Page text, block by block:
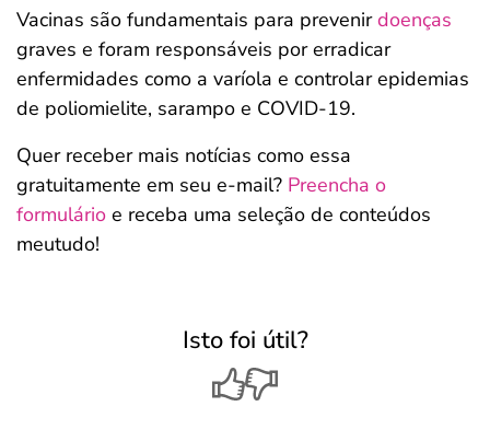
Vacinas são fundamentais para prevenirdoenças
graves e foram responsáveis por erradicar
enfermidades como a varíola e controlar epidemias
de poliomielite, sarampo e COVID-19.
Quer receber mais notícias como essa
gratuitamente em seu e-mail? Preencha o
formulário e receba uma seleção de conteúdos
meutudo!
Isto foi útil?